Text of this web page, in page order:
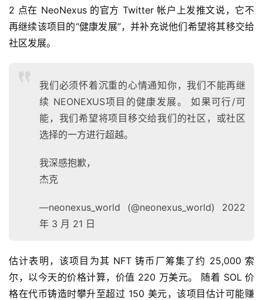
2 点在 NeoNexus 的官方 Twitter 帐户上发推文说，它不
再继续该项目的“健康发展”，并补充说他们希望将其移交给
社区发展。
我们必须怀着沉重的心情通知你，我们不能再继
续 NEONEXUS项目的健康发展。 如果可行/可
能，我们希望将项目移交给我们的社区，或社区
选择的一方进行超越。
我深感抱歉，
杰克
—neonexus_world (@neonexus_world) 2022
年 3 月 21 日
估计表明，该项目为其 NFT 铸币厂筹集了约 25,000 索
尔，以今天的价格计算，价值 220 万美元。 随着 SOL 价
格在代币铸造时攀升至超过 150 美元，该项目估计可能赚